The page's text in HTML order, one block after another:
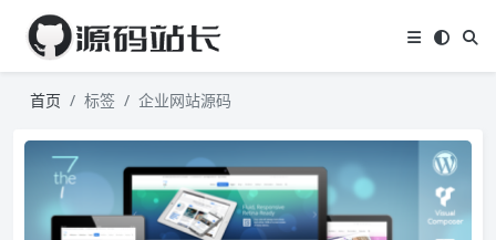
首页 标签 企业网站源码